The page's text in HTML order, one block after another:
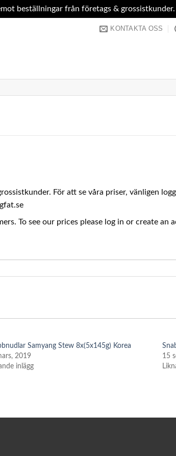
beställningar från företags & grossistkunder.
KONTAKTA OSS
För att se våra priser, vänligen
To see our prices please log in or create
Samyang Stew 8x(5x145g) Korea
2019
inlägg
15